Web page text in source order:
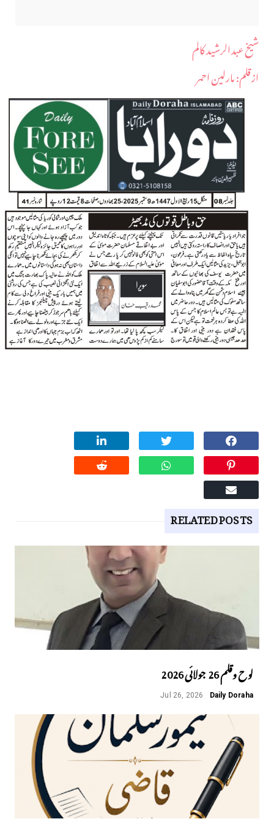
شیخ عبدالرشید کالم
ازقلم: مارلین احمر
RELATED POSTS
لوح وقلم 26 جولائی 2026
Daily Doraha
Jul 26, 2026